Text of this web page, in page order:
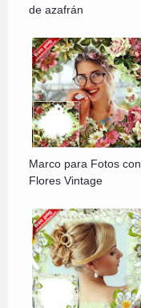
de azafrán
Marco para Fotos con
Flores Vintage